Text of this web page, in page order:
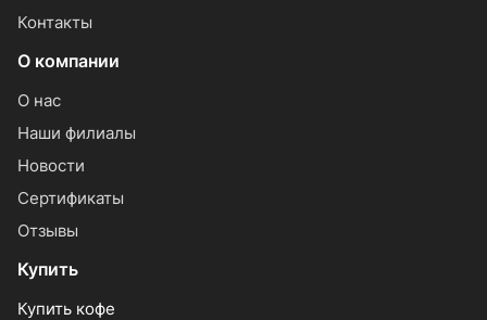
Контакты
О компании
О нас
Наши филиалы
Новости
Сертификаты
Отзывы
Купить
Купить кофе